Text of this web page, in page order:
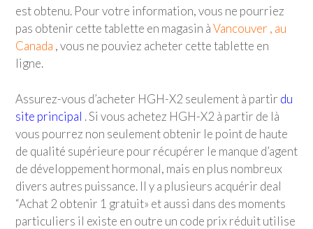
est obtenu. Pour votre information, vous ne pourriez
pas obtenir cette tablette en magasin àVancouver , au
Canada , vous ne pouviez acheter cette tablette en
ligne.
Assurez-vous d’acheter HGH-X2 seulement à partir du
site principal . Si vous achetez HGH-X2 à partir de là
vous pourrez non seulement obtenir le point de haute
de qualité supérieure pour récupérer le manque d’agent
de développement hormonal, mais en plus nombreux
divers autres puissance. Il y a plusieurs acquérir deal
“Achat 2 obtenir 1 gratuit» et aussi dans des moments
particuliers il existe en outre un code prix réduit utilise